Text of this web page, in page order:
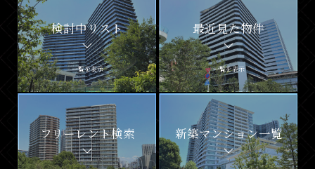
検討中リスト
一覧を表示
最近見た物件
一覧を表示
フリーレント検索 新築マンション一覧